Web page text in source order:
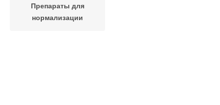
Препараты для
нормализации